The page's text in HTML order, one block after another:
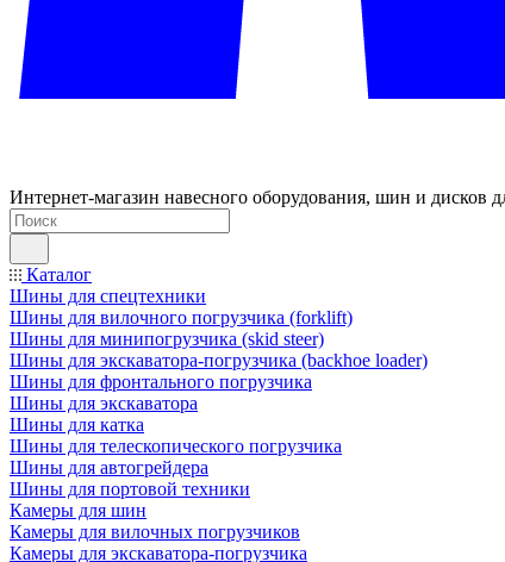
Интернет-магазин навесного оборудования, шин и дисков
Каталог
Шины для спецтехники
Шины для вилочного погрузчика (forklift)
Шины для минипогрузчика (skid steer)
Шины для экскаватора-погрузчика (backhoe loader)
Шины для фронтального погрузчика
Шины для экскаватора
Шины для катка
Шины для телескопического погрузчика
Шины для автогрейдера
Шины для портовой техники
Камеры для шин
Камеры для вилочных погрузчиков
Камеры для экскаватора-погрузчика